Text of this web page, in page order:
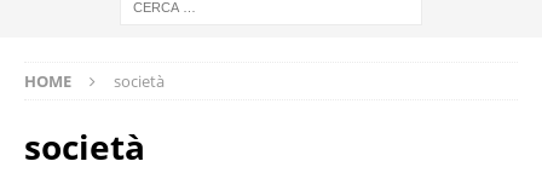
HOME società
società